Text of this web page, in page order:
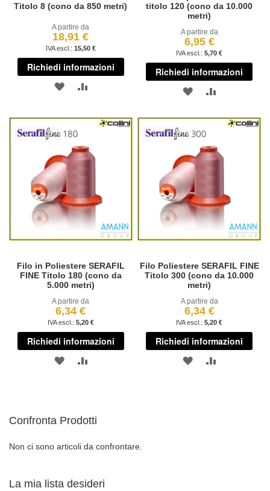
Titolo 8 (cono da 850 metri)
A partire da
18,91 €
15,50 €
Richiedi informazioni
AGGIUNGI
DESIDERI
AGGIUNGI
CONFRONTO
titolo 120 (cono da 10.000
metri)
A partire da
6,95 €
5,70 €
Richiedi informazioni
AGGIUNGI
LISTA
DESIDERI
Filo in Poliestere SERAFIL
FINE Titolo 180 (cono da
5.000 metri)
A partire da
6,34 €
5,20 €
Richiedi informazioni
AGGIUNGI
DESIDERI
AGGIUNGI
Filo Poliestere SERAFIL FINE
Titolo 300 (cono da 10.000
metri)
A partire da
6,34 €
5,20 €
Richiedi informazioni
AGGIUNGI
Confronta Prodotti
Non ci sono articoli da confrontare.
La mia lista desideri